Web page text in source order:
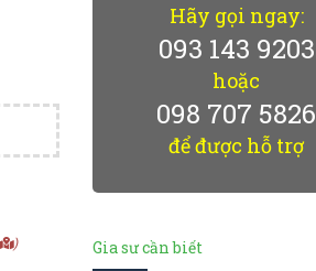
)
Hãy gọi ngay:
093 143 9203
hoặc
098 707 5826
để được hỗ trợ
Gia sư cần biết